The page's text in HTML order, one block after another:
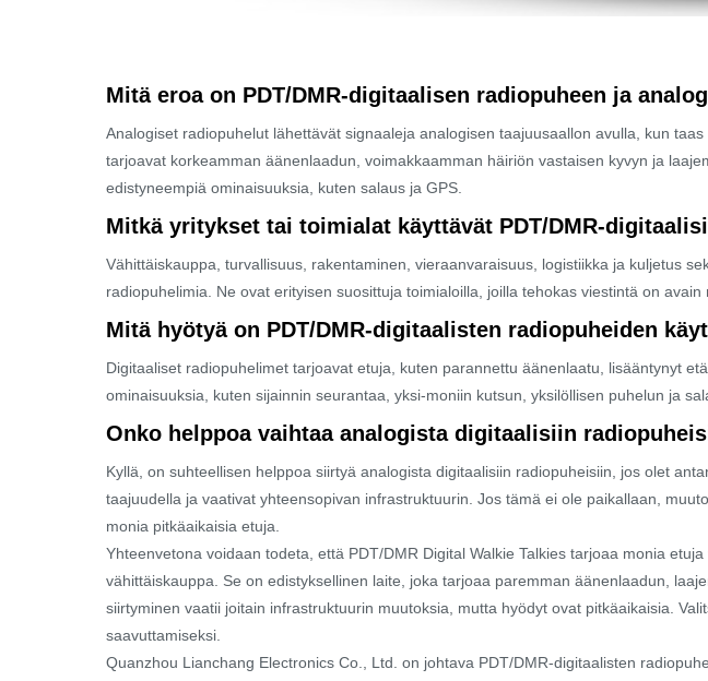
Mitä eroa on PDT/DMR-digitaalisen radiopuheen ja
Analogiset radiopuhelut lähettävät signaaleja analogisen taajuusaallon avulla, kun
tarjoavat korkeamman äänenlaadun, voimakkaamman häiriön vastaisen kyvyn ja
edistyneempiä ominaisuuksia, kuten salaus ja GPS.
Mitkä yritykset tai toimialat käyttävät PDT/DMR-
Vähittäiskauppa, turvallisuus, rakentaminen, vieraanvaraisuus, logistiikka ja kuljetus
radiopuhelimia. Ne ovat erityisen suosittuja toimialoilla, joilla tehokas viestintä on avain
Mitä hyötyä on PDT/DMR-digitaalisten radiopuheiden
Digitaaliset radiopuhelimet tarjoavat etuja, kuten parannettu äänenlaatu, lisääntynyt
ominaisuuksia, kuten sijainnin seurantaa, yksi-moniin kutsun, yksilöllisen puhelun ja
Onko helppoa vaihtaa analogista digitaalisiin
Kyllä, on suhteellisen helppoa siirtyä analogista digitaalisiin radiopuheisiin, jos olet
taajuudella ja vaativat yhteensopivan infrastruktuurin. Jos tämä ei ole paikallaan,
monia pitkäaikaisia ​​etuja.
Yhteenvetona voidaan todeta, että PDT/DMR Digital Walkie Talkies tarjoaa monia
vähittäiskauppa. Se on edistyksellinen laite, joka tarjoaa paremman äänenlaadun,
siirtyminen vaatii joitain infrastruktuurin muutoksia, mutta hyödyt ovat pitkäaikaisia.
saavuttamiseksi.
Quanzhou Lianchang Electronics Co., Ltd. on johtava PDT/DMR-digitaalisten